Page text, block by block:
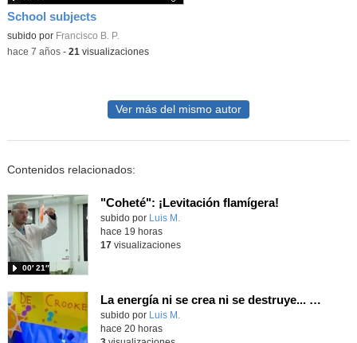
School subjects
Contenido educativo.
subido por Francisco B. P.
-hace 7 años- 21 visualizaciones
Ver más del mismo autor
Contenidos relacionados:
"Coheté": ¡Levitación flamígera!
Contenido educativo.
subido por Luis M.
00′ 21″
hace 19 horas
17visualizaciones
La energía ni se crea ni se destruye... ¡se experimenta! El Tierno en la Feria Madrid es Ciencia 2026
Contenido educativo.
subido por Luis M.
hace 20 horas